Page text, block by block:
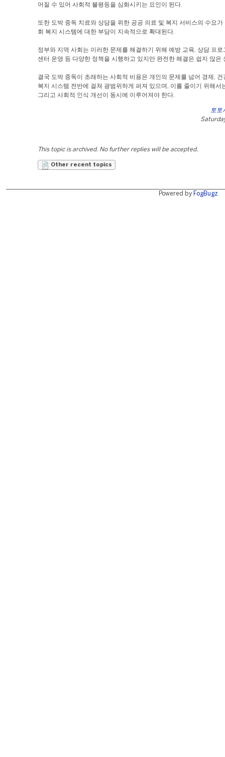
어질 수 있어 사회적 불평등을 심화시키는 요인이 된다.
또한 도박 중독 치료와 상담을 위한 공공 의료 및 복지 서비스의 수요가
회 복지 시스템에 대한 부담이 지속적으로 확대된다.
정부와 지역 사회는 이러한 문제를 해결하기 위해 예방 교육, 상담 프로
센터 운영 등 다양한 정책을 시행하고 있지만 완전한 해결은 쉽지 않은
결국 도박 중독이 초래하는 사회적 비용은 개인의 문제를 넘어 경제, 건
복지 시스템 전반에 걸쳐 광범위하게 퍼져 있으며, 이를 줄이기 위해서
그리고 사회적 인식 개선이 동시에 이루어져야 한다.
토토
This topic is archived. No further replies will be accepted.
Other recent topics
Powered by FogBugz